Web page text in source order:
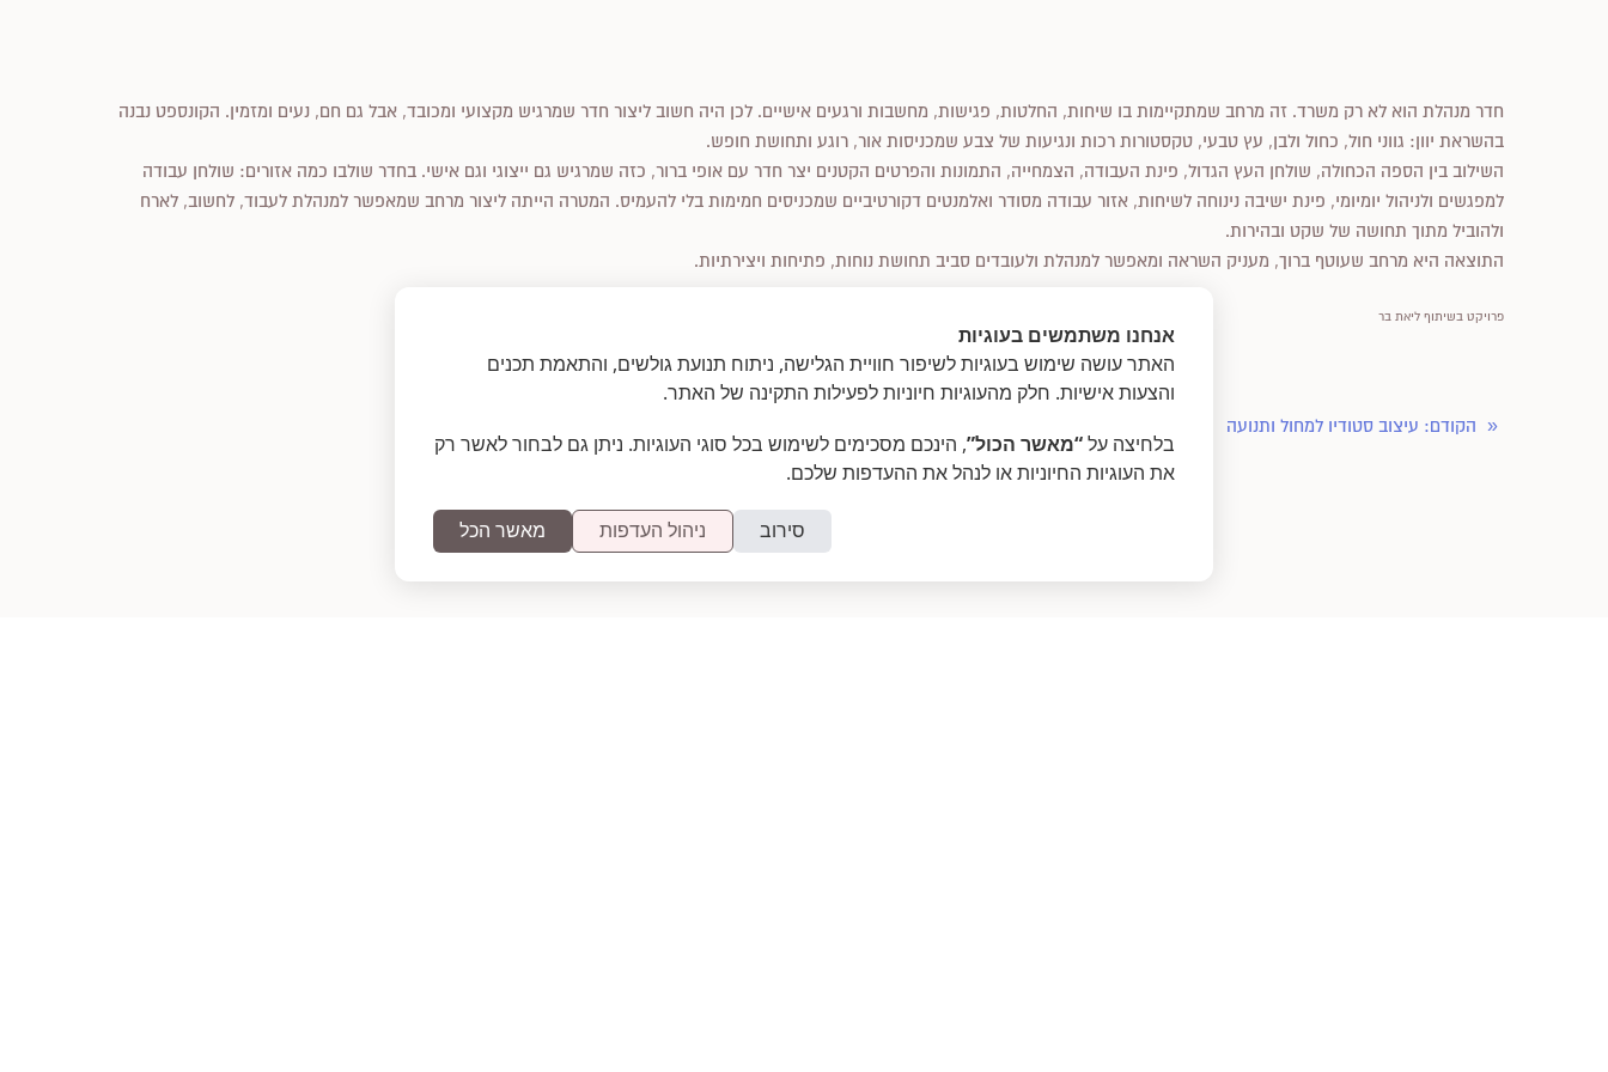
חדר מנהלת הוא לא רק משרד. זה מרחב שמתקיימות בו שיחות, החלטות, פגישות, מחשבות ורגעים אישיים. לכן היה חשוב ליצור חדר שמרגיש מקצועי ומכובד, אבל גם חם, נעים ומזמין. הקונספט נבנה
בהשראת יוון: גווני חול, כחול ולבן, עץ טבעי, טקסטורות רכות ונגיעות של צבע שמכניסות אור, רוגע ותחושת חופש.
השילוב בין הספה הכחולה, שולחן העץ הגדול, פינת העבודה, הצמחייה, התמונות והפרטים הקטנים יצר חדר עם אופי ברור, כזה שמרגיש גם ייצוגי וגם אישי. בחדר שולבו כמה אזורים: שולחן עבודה
למפגשים ולניהול יומיומי, פינת ישיבה נינוחה לשיחות, אזור עבודה מסודר ואלמנטים דקורטיביים שמכניסים חמימות בלי להעמיס. המטרה הייתה ליצור מרחב שמאפשר למנהלת לעבוד, לחשוב, לארח
ולהוביל מתוך תחושה של שקט ובהירות.
התוצאה היא מרחב שעוטף ברוך, מעניק השראה ומאפשר למנהלת ולעובדים סביב תחושת נוחות, פתיחות ויצירתיות.
פרויקט בשיתוף ליאת בר
« הקודם: עיצוב סטודיו למחול ותנועה
אנחנו משתמשים בעוגיות
האתר עושה שימוש בעוגיות לשיפור חוויית הגלישה, ניתוח תנועת גולשים, והתאמת תכנים
והצעות אישיות. חלק מהעוגיות חיוניות לפעילות התקינה של האתר.
בלחיצה על“מאשר הכול”, הינכם מסכימים לשימוש בכל סוגי העוגיות. ניתן גם לבחור לאשר רק
את העוגיות החיוניות או לנהל את ההעדפות שלכם.
סירוב ניהול העדפות מאשר הכל